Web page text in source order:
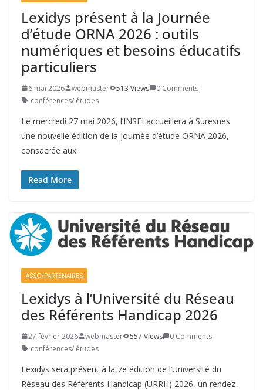
Lexidys présent à la Journée
d’étude ORNA 2026 : outils
numériques et besoins éducatifs
particuliers
6 mai 2026 webmaster 513 Views
0 Comments
conférences/ études
Le mercredi 27 mai 2026, l’INSEI accueillera à Suresnes
une nouvelle édition de la journée d’étude ORNA 2026,
consacrée aux
Read More
ASSO/PARTENAIRES
Lexidys à l’Université du Réseau
des Référents Handicap 2026
27 février 2026 webmaster 557 Views
0 Comments
conférences/ études
Lexidys sera présent à la 7e édition de l’Université du
Réseau des Référents Handicap (URRH) 2026, un rendez-